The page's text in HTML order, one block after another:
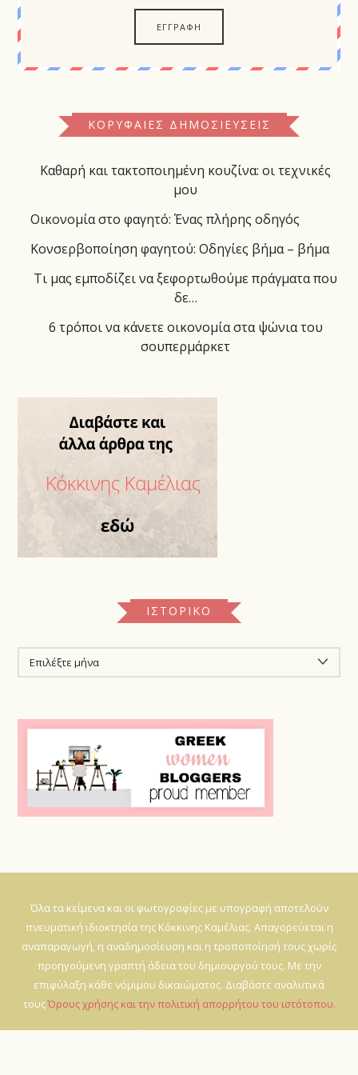
ΚΟΡΥΦΑΊΕΣ ΔΗΜΟΣΙΕΎΣΕΙΣ
Καθαρή και τακτοποιημένη κουζίνα: οι τεχνικές
μου
Οικονομία στο φαγητό: Ένας πλήρης οδηγός
Κονσερβοποίηση φαγητού: Οδηγίες βήμα – βήμα
Τι μας εμποδίζει να ξεφορτωθούμε πράγματα που
δε…
6 τρόποι να κάνετε οικονομία στα ψώνια του
σουπερμάρκετ
ΙΣΤΟΡΙΚΌ
ΙΣΤΟΡΙΚΌ
Όλα τα κείμενα και οι φωτογραφίες με υπογραφή αποτελούν
πνευματική ιδιοκτησία της Κόκκινης Καμέλιας. Απαγορεύεται η
αναπαραγωγή, η αναδημοσίευση και η τροποποίησή τους χωρίς
προηγούμενη γραπτή άδεια του δημιουργού τους. Με την
επιφύλαξη κάθε νόμιμου δικαιώματος. Διαβάστε αναλυτικά
τουςΌρους χρήσης και την πολιτική απορρήτου του ιστότοπου.
Email επικοινωνίας: kokkinikamelia (@) gmail.com